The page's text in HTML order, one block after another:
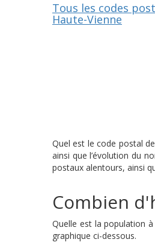
Tous les codes
Haute-Vienne
Quel est le code postal
ainsi que l’évolution du
postaux alentours, ainsi
Combien
Quelle est la population
graphique ci-dessous.